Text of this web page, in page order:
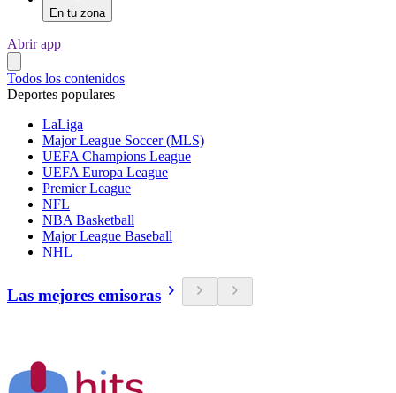
En tu zona
Abrir app
Todos los contenidos
Deportes populares
LaLiga
Major League Soccer (MLS)
UEFA Champions League
UEFA Europa League
Premier League
NFL
NBA Basketball
Major League Baseball
NHL
Las mejores emisoras